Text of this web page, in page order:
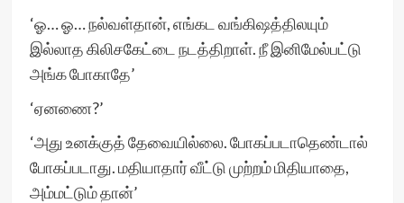
‘ஓ… ஓ… நல்வள்தான், எங்கட வங்கிஷத்திலயும்
இல்லாத கிலிசகேட்டை நடத்திறாள். நீ இனிமேல்பட்டு
அங்க போகாதே’
‘ஏனணை?’
‘அது உனக்குத் தேவையில்லை. போகப்படாதெண்டால்
போகப்படாது. மதியாதார் வீட்டு முற்றம் மிதியாதை,
அம்மட்டும் தான்’